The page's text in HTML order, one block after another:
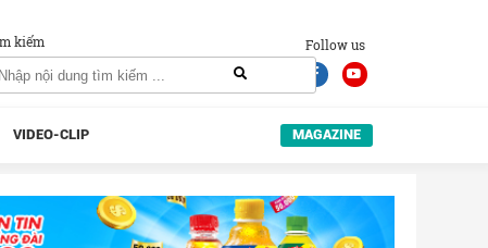
Follow us
kiếm
VIDEO-CLIP MAGAZINE